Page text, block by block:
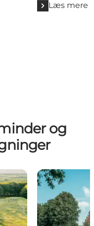
Læs mere
og
Voergaard